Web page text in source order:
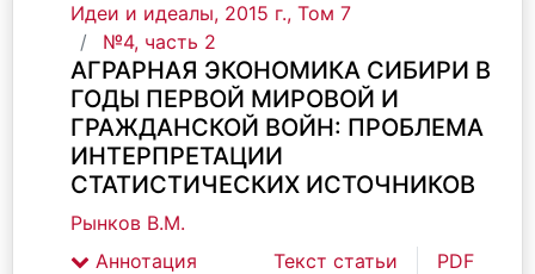
Идеи и идеалы, 2015 г., Том 7
№4, часть 2
АГРАРНАЯ ЭКОНОМИКА СИБИРИ В
ГОДЫ ПЕРВОЙ МИРОВОЙ И
ГРАЖДАНСКОЙ ВОЙН: ПРОБЛЕМА
ИНТЕРПРЕТАЦИИ
СТАТИСТИЧЕСКИХ ИСТОЧНИКОВ
Рынков В.М.
Аннотация
Текст статьи PDF